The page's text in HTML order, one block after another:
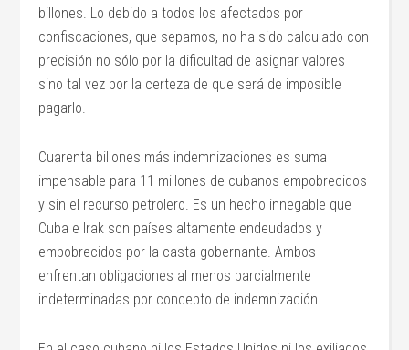
billones. Lo debido a todos los afectados por
confiscaciones, que sepamos, no ha sido calculado con
precisión no sólo por la dificultad de asignar valores
sino tal vez por la certeza de que será de imposible
pagarlo.
Cuarenta billones más indemnizaciones es suma
impensable para 11 millones de cubanos empobrecidos
y sin el recurso petrolero. Es un hecho innegable que
Cuba e Irak son países altamente endeudados y
empobrecidos por la casta gobernante. Ambos
enfrentan obligaciones al menos parcialmente
indeterminadas por concepto de indemnización.